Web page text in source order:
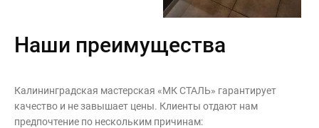
Наши преимущества
Калининградская мастерская «МК СТАЛЬ» гарантирует
качество и не завышает цены. Клиенты отдают нам
предпочтение по нескольким причинам: